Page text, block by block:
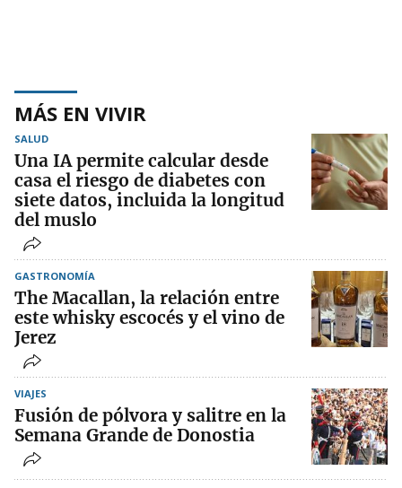
MÁS EN VIVIR
SALUD
Una IA permite calcular desde
casa el riesgo de diabetes con
siete datos, incluida la longitud
del muslo
GASTRONOMÍA
The Macallan, la relación entre
este whisky escocés y el vino de
Jerez
VIAJES
Fusión de pólvora y salitre en la
Semana Grande de Donostia